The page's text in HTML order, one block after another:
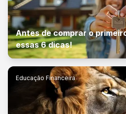
Antes de comprar o
essas 6 dicas!
Educação Financeira